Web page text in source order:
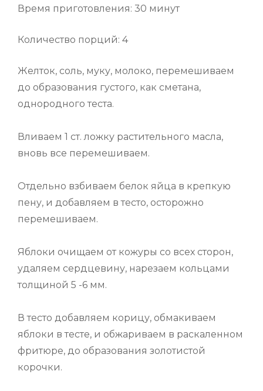
Время приготовления: 30 минут
Количество порций: 4
Желток, соль, муку, молоко, перемешиваем
до образования густого, как сметана,
однородного теста.
Вливаем 1 ст. ложку растительного масла,
вновь всe перемешиваем.
Отдельно взбиваем белок яйца в крепкую
пену, и добавляем в тесто, осторожно
перемешиваем.
Яблоки очищаем от кожуры со всех сторон,
удаляем сердцевину, нарезаем кольцами
толщиной 5 -6 мм.
В тесто добавляем корицу, обмакиваем
яблоки в тесте, и обжариваем в раскалeнном
фритюре, до образования золотистой
корочки.